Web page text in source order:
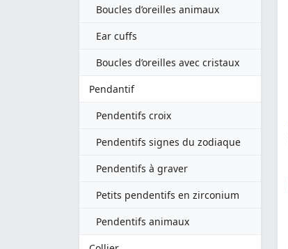
Boucles d’oreilles animaux
Ear cuffs
Boucles d’oreilles avec cristaux
Pendantif
Pendentifs croix
Pendentifs signes du zodiaque
Pendentifs à graver
Petits pendentifs en zirconium
Pendentifs animaux